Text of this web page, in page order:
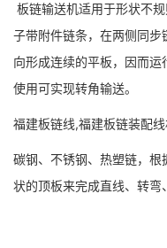
板链输送机适用于形状不
子带附件链条，在两侧同
向形成连续的平板，因而
使用可实现转角输送。
福建板链线,福建板链装配
碳钢、不锈钢、热塑链，
状的顶板来完成直线、转弯